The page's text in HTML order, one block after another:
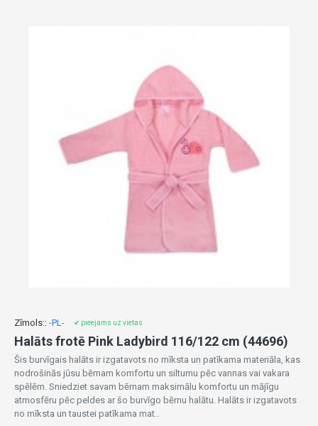
Zīmols:: -PL- ✔ pieejams uz vietas
Halāts frotē Pink Ladybird 116/122 cm (44696)
Šis burvīgais halāts ir izgatavots no mīksta un patīkama materiāla, kas
nodrošinās jūsu bērnam komfortu un siltumu pēc vannas vai vakara
spēlēm. Sniedziet savam bērnam maksimālu komfortu un mājīgu
atmosfēru pēc peldes ar šo burvīgo bērnu halātu. Halāts ir izgatavots
no mīksta un taustei patīkama mat..